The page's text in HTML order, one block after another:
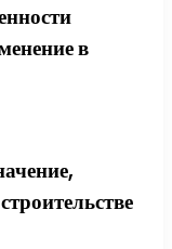
в